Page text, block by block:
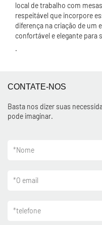
local de trabalho com
respeitável que incorpore
diferença na criação de um
confortável e elegante para
.
CONTATE-NOS
Basta nos dizer suas
pode imaginar.
*Nome
*O email
*telefone